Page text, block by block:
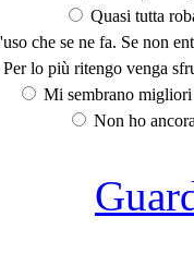
Quasi tutta
che se ne fa. Se non
Per lo più ritengo venga
Mi sembrano
Non ho